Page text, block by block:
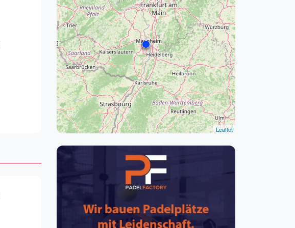
Leipzig
Dortmund
Essen
Leaflet